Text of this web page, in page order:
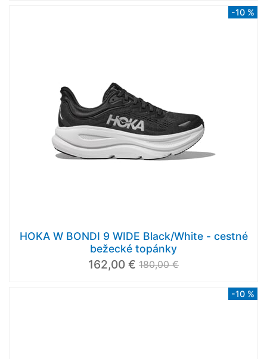
-10 %
HOKA W BONDI 9 WIDE Black/White - cestné
bežecké topánky
162,00 € 180,00 €
-10 %